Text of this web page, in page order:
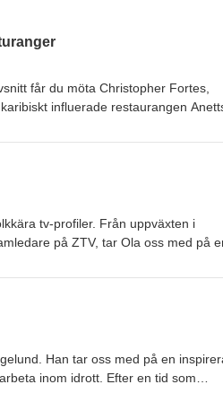
får du möta Christopher Fortes,
influerade restaurangen
idag driver han sju Sugoi-
satt vi på Sugoi på
www.helsingborgspodden.se
Från uppväxten i
på ZTV, tar Ola oss med på
Det blir ett energifyllt samtal fyllt
på tv-kartan genom satsningen
avsnitt om drivkraft, kreativitet
satt vi hos Deep Studios
Spritan i Ödåkra. 🎶Musik /
Han tar oss med på en
inom idrott. Efter en tid som